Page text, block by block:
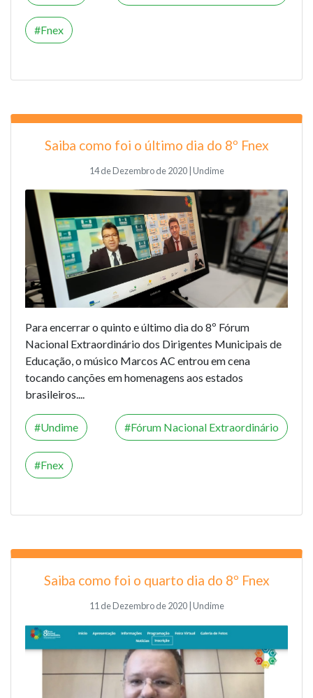
Fnex
Saiba como foi o último dia do 8º Fnex
14 de Dezembro de 2020 | Undime
Para encerrar o quinto e último dia do 8º Fórum
Nacional Extraordinário dos Dirigentes Municipais de
Educação, o músico Marcos AC entrou em cena
tocando canções em homenagens aos estados
brasileiros....
Undime Fórum Nacional Extraordinário
Fnex
Saiba como foi o quarto dia do 8º Fnex
11 de Dezembro de 2020 | Undime